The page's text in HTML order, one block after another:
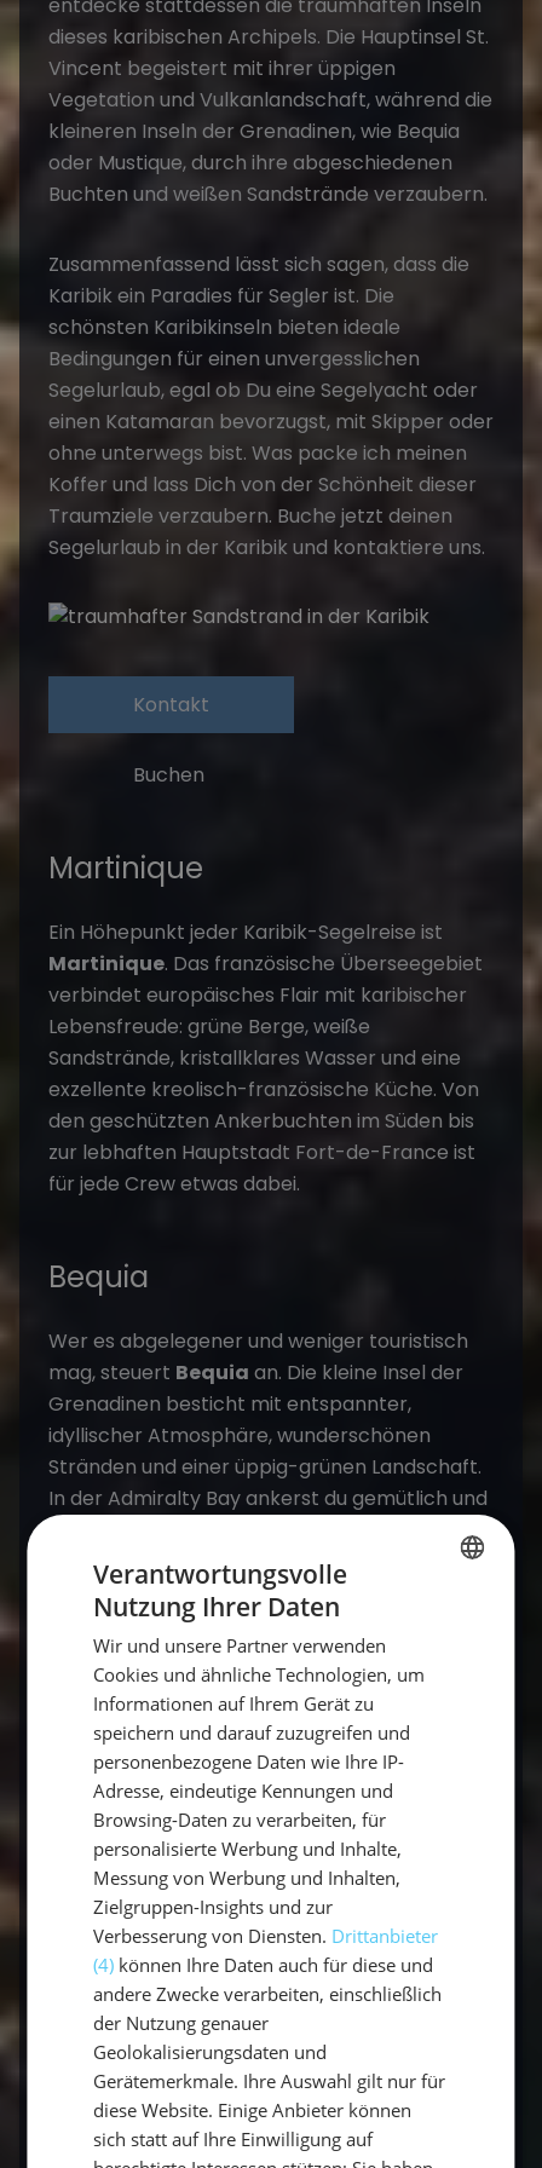
dieses karibischen Archipels. Die Hauptinsel St.
Vincent begeistert mit ihrer üppigen
Vegetation und Vulkanlandschaft, während die
kleineren Inseln der Grenadinen, wie Bequia
oder Mustique, durch ihre abgeschiedenen
Buchten und weißen Sandstrände verzaubern.
Zusammenfassend lässt sich sagen, dass die
Karibik ein Paradies für Segler ist. Die
schönsten Karibikinseln bieten ideale
Bedingungen für einen unvergesslichen
Segelurlaub, egal ob Du eine Segelyacht oder
einen Katamaran bevorzugst, mit Skipper oder
ohne unterwegs bist. Was packe ich meinen
Koffer und lass Dich von der Schönheit dieser
Traumziele verzaubern. Buche jetzt deinen
Segelurlaub in der Karibik und kontaktiere uns.
Kontakt
Buchen
Martinique
Ein Höhepunkt jeder Karibik-Segelreise ist
Martinique. Das französische Überseegebiet
verbindet europäisches Flair mit karibischer
Lebensfreude: grüne Berge, weiße
Sandstrände, kristallklares Wasser und eine
exzellente kreolisch-französische Küche. Von
den geschützten Ankerbuchten im Süden bis
zur lebhaften Hauptstadt Fort-de-France ist
für jede Crew etwas dabei.
Bequia
Wer es abgelegener und weniger touristisch
mag, steuert Bequia an. Die kleine Insel der
Grenadinen besticht mit entspannter,
idyllischer Atmosphäre, wunderschönen
Stränden und einer üppig-grünen Landschaft.
In der Admiralty Bay ankerst du gemütlich und
Restaurants und Bars am Wasser.
Diese und viele weitere Trauminseln erkundest
du am besten auf einer geführten
der Karibik
– Termine und Reviere findest du in
unserenSegeltörns.
Häufige Fragen zu den
schönsten Karibikinseln
Welche Karibikinsel ist die schönste
zum Segeln?
Wann ist die beste Reisezeit für die
Karibik?
Verantwortungsvolle
Nutzung Ihrer Daten
Wir und unsere Partner verwenden
Cookies und ähnliche Technologien, um
Informationen auf Ihrem Gerät zu
speichern und darauf zuzugreifen und
personenbezogene Daten wie Ihre IP-
Adresse, eindeutige Kennungen und
Browsing-Daten zu verarbeiten, für
personalisierte Werbung und Inhalte,
Messung von Werbung und Inhalten,
Zielgruppen-Insights und zur
Verbesserung von Diensten. Drittanbieter
(4) können Ihre Daten auch für diese und
andere Zwecke verarbeiten, einschließlich
der Nutzung genauer
Geolokalisierungsdaten und
Gerätemerkmale. Ihre Auswahl gilt nur für
diese Website. Einige Anbieter können
sich statt auf Ihre Einwilligung auf